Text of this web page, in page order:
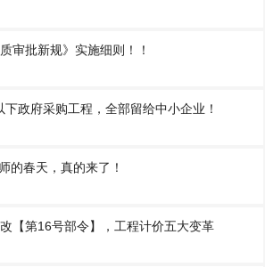
审批新规》实施细则！！
政府采购工程，全部留给中小企业！
的春天，真的来了！
【第16号部令】，工程计价五大变革